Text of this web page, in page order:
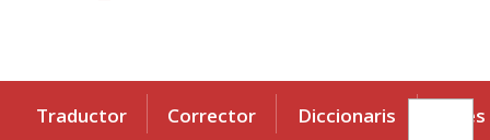
Traductor Corrector Diccionaris Eines